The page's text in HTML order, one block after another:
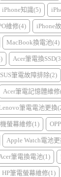
iPhone知識(5)
維修(4) iPhone
MacBook換電池(4)
Acer筆電換
筆電故障排除(2)
Acer筆電記憶體維修
筆電電池更換
螢幕維修(1)
Apple Watch電池
筆電換電池(1)
HP筆電螢幕維修(1)